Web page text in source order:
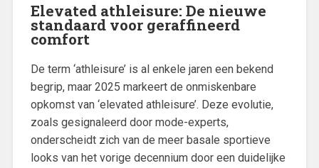
Elevated athleisure: De nieuwe
standaard voor geraffineerd
comfort
De term ‘athleisure’ is al enkele jaren een bekend
begrip, maar 2025 markeert de onmiskenbare
opkomst van ‘elevated athleisure’. Deze evolutie,
zoals gesignaleerd door mode-experts,
onderscheidt zich van de meer basale sportieve
looks van het vorige decennium door een duidelijke